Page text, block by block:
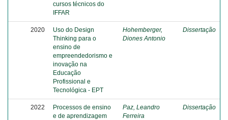
cursos técnicos do
IFFAR
2020
Uso do Design
Thinking para o
ensino de
empreendedorismo e
inovação na
Educação
Profissional e
Tecnológica - EPT
Hohemberger,
Diones Antonio
Dissertação
2022
Processos de ensino
e de aprendizagem
Paz, Leandro
Ferreira
Dissertação